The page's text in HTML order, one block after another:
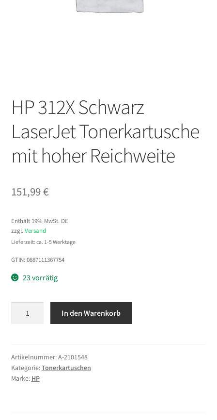
HP 312X Schwarz
LaserJet Tonerkartusche
mit hoher Reichweite
151,99€
Enthält 19% MwSt. DE
zzgl. Versand
Lieferzeit: ca. 1-5 Werktage
GTIN: 0887111367754
23 vorrätig
Tonerkartusche
mit
hoher
In den Warenkorb
Artikelnummer:A-2101548
Kategorie:Tonerkartuschen
Marke: HP